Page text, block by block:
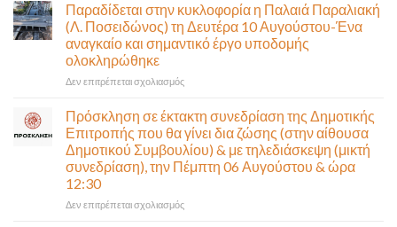
Παραδίδεται στην κυκλοφορία η Παλαιά Παραλιακή
(Λ. Ποσειδώνος) τη Δευτέρα 10 Αυγούστου-Ένα
αναγκαίο και σημαντικό έργο υποδομής
ολοκληρώθηκε
Δεν επιτρέπεται σχολιασμόςστο
κυκλοφορία
η
Παλαιά
Παραλιακή
Ποσειδώνος)
Πρόσκληση σε έκτακτη συνεδρίαση της Δημοτικής
Επιτροπής που θα γίνει δια ζώσης (στην αίθουσα
Δημοτικού Συμβουλίου) & με τηλεδιάσκεψη (μικτή
συνεδρίαση), την Πέμπτη 06 Αυγούστου & ώρα
12:30
Δεν επιτρέπεται σχολιασμόςστο